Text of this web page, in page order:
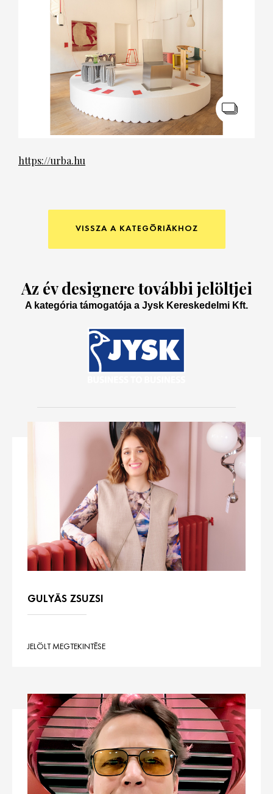
https://urba.hu
VISSZA A KATEGÓRIÁKHOZ
Az év designere további jelöltjei
A kategória támogatója a Jysk Kereskedelmi Kft.
GULYÁS ZSUZSI
JELÖLT MEGTEKINTÉSE